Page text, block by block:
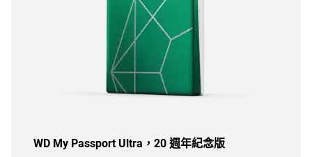
WD My Passport Ultra，20 週年紀念版